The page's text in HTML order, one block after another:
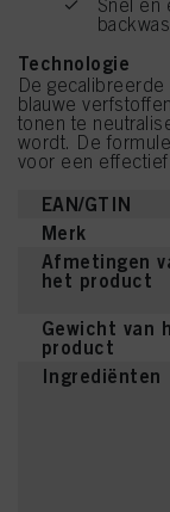
Snel en
Technologie
De
blauwe
tonen te
wordt. De
voor een effectief
EAN/GTIN
Merk
Afmetingen
het product
Gewicht van
product
Ingrediënten